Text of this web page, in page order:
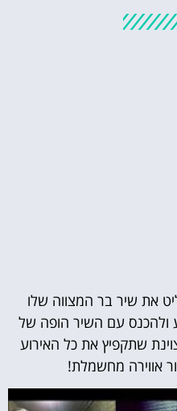
את שיר בר המצווה שלו
ולהכנס עם השיר הופה של
שתקפיץ את כל האירוע
אווירה מחשמלת!